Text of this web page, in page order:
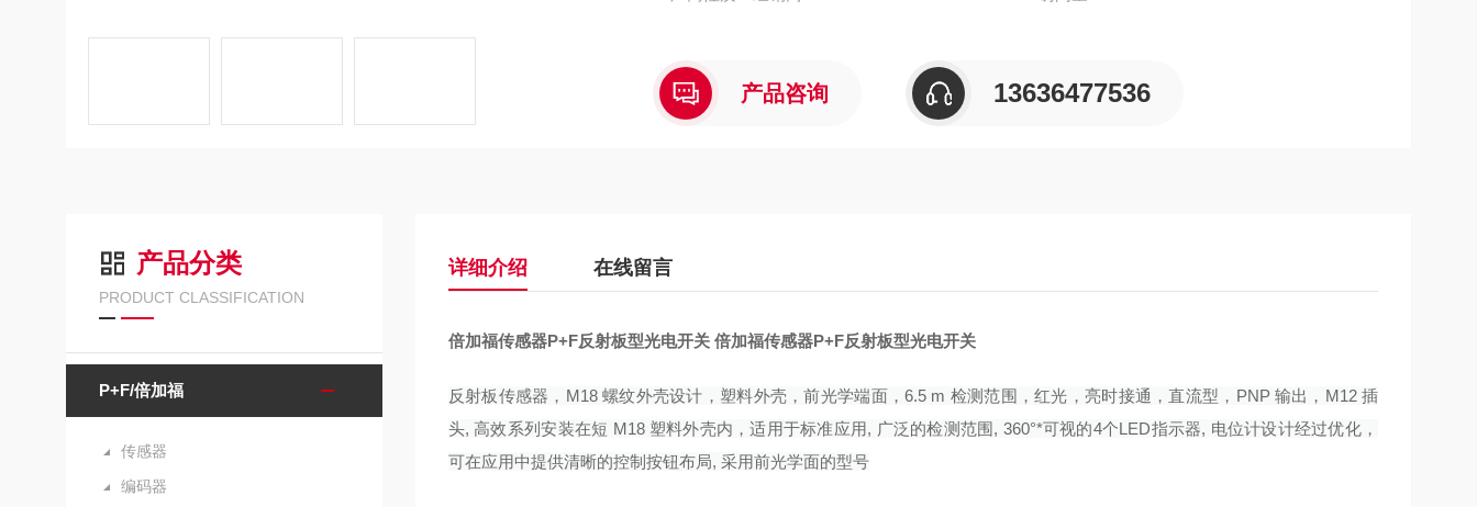
产品咨询 13636477536
产品分类
PRODUCT CLASSIFICATION
P+F/倍加福
传感器
编码器
详细介绍 在线留言
倍加福传感器P+F反射板型光电开关 倍加福传感器P+F反射板型光电开关
反射板传感器，M18 螺纹外壳设计，塑料外壳，前光学端面，6.5 m 检测范围，红光，亮时接通，直流型，PNP 输出，M12 插
头, 高效系列安装在短 M18 塑料外壳内，适用于标准应用, 广泛的检测范围, 360°*可视的4个LED指示器, 电位计设计经过优化，
可在应用中提供清晰的控制按钮布局, 采用前光学面的型号